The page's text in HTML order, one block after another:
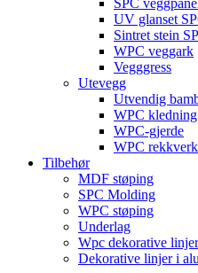
UV glanset
Sintret stein
WPC veggark
Vegggress
Utevegg
Utvendig
WPC kledning
WPC-gjerde
WPC
Tilbehør
MDF støping
SPC Molding
WPC støping
Underlag
Wpc dekorative linjer
Dekorative linjer i